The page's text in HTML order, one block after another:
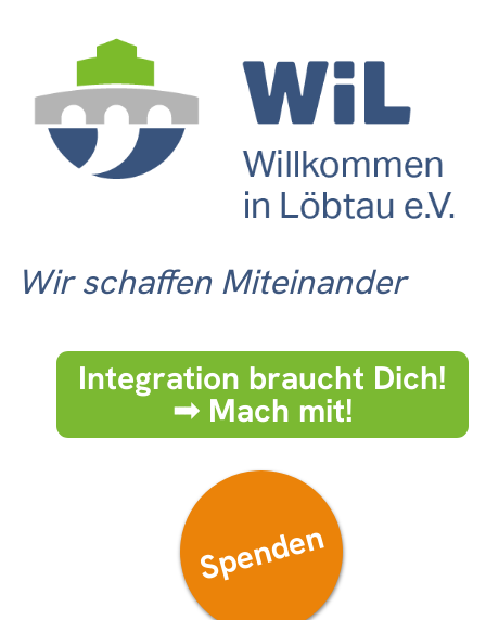
Wir schaffen Miteinander
Integration braucht Dich!
➟ Mach mit!
Spenden